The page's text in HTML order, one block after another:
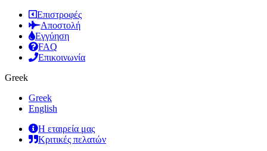
Επιστροφές
Αποστολή
Εγγύηση
FAQ
Επικοινωνία
Greek
Greek
English
Η εταιρεία μας
Κριτικές πελατών